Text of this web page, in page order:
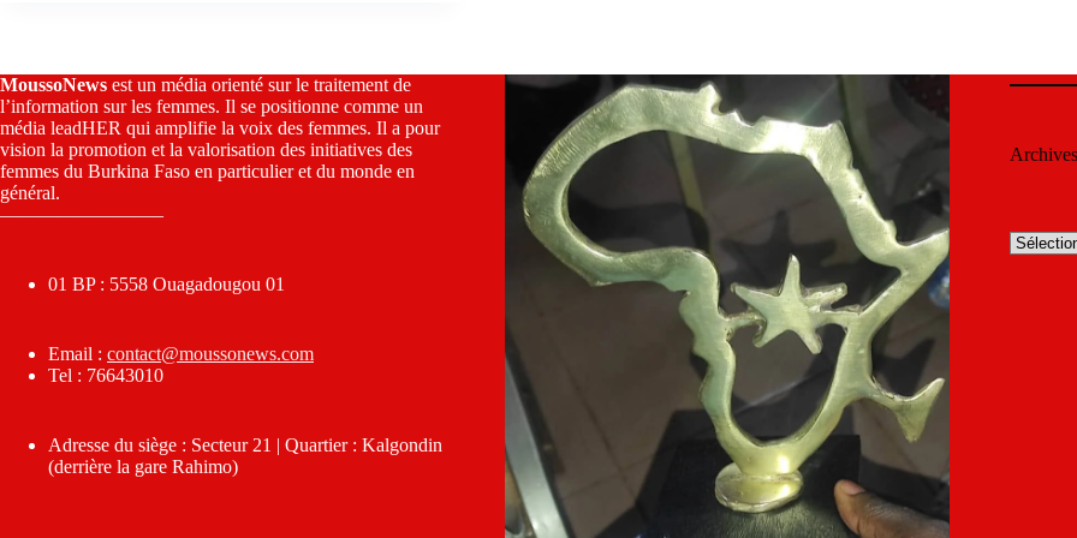
MoussoNews est un média orienté sur le traitement de
l’information sur les femmes. Il se positionne comme un
média leadHER qui amplifie la voix des femmes. Il a pour
vision la promotion et la valorisation des initiatives des
femmes du Burkina Faso en particulier et du monde en
général.
————————–
01 BP : 5558 Ouagadougou 01
Email : contact@moussonews.com
Tel : 76643010
Adresse du siège : Secteur 21 | Quartier : Kalgondin
(derrière la gare Rahimo)
Archives
Archives